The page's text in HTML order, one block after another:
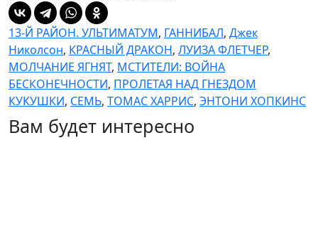
13-Й РАЙОН. УЛЬТИМАТУМ, ГАННИБАЛ, Джек
Николсон, КРАСНЫЙ ДРАКОН, ЛУИЗА ФЛЕТЧЕР,
МОЛЧАНИЕ ЯГНЯТ, МСТИТЕЛИ: ВОЙНА
БЕСКОНЕЧНОСТИ, ПРОЛЕТАЯ НАД ГНЕЗДОМ
КУКУШКИ, СЕМЬ, ТОМАС ХАРРИС, ЭНТОНИ ХОПКИНС
Вам будет интересно